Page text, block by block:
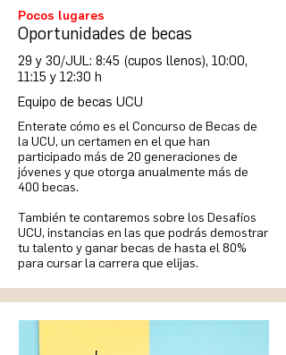
Pocos lugares
Oportunidades de becas
29 y 30/JUL: 8:45 (cupos llenos), 10:00,
11:15 y 12:30 h
Equipo de becas UCU
Enterate cómo es el Concurso de Becas de
la UCU, un certamen en el que han
participado más de 20 generaciones de
jóvenes y que otorga anualmente más de
400 becas.
También te contaremos sobre los Desafíos
UCU, instancias en las que podrás demostrar
tu talento y ganar becas de hasta el 80%
para cursar la carrera que elijas.